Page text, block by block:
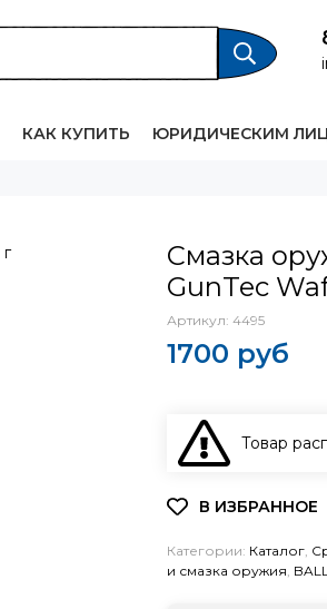
КАК КУПИТЬ ЮРИДИЧЕСКИМ
Смазка
GunTec
Артикул: 4495
1700 руб
Товар
Категории: Каталог,
и смазка оружия,